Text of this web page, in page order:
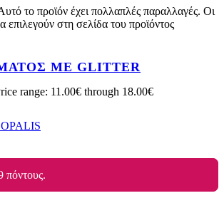
το προϊόν έχει πολλαπλές παραλλαγές. Οι
επιλεγούν στη σελίδα του προϊόντος
ΜΕ GLITTER
range: 11.00€ through 18.00€
πόντους.